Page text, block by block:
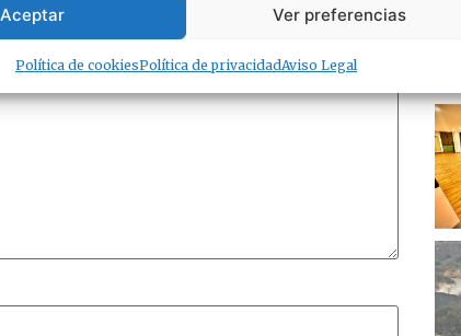
Aceptar Ver preferencias
Política de cookiesPolítica de privacidadAviso Legal